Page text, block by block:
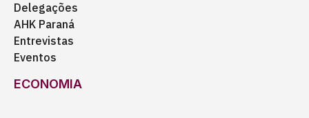
Delegações
AHK Paraná
Entrevistas
Eventos
ECONOMIA